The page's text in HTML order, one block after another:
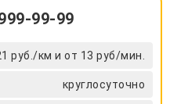
99-99
руб./км и от 13 руб/мин.
круглосуточно